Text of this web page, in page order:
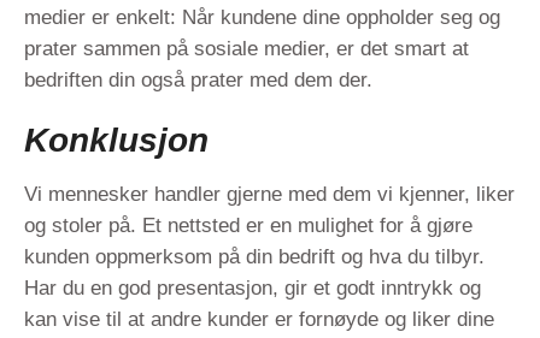
medier er enkelt: Når kundene dine oppholder seg og
prater sammen på sosiale medier, er det smart at
bedriften din også prater med dem der.
Konklusjon
Vi mennesker handler gjerne med dem vi kjenner, liker
og stoler på. Et nettsted er en mulighet for å gjøre
kunden oppmerksom på din bedrift og hva du tilbyr.
Har du en god presentasjon, gir et godt inntrykk og
kan vise til at andre kunder er fornøyde og liker dine